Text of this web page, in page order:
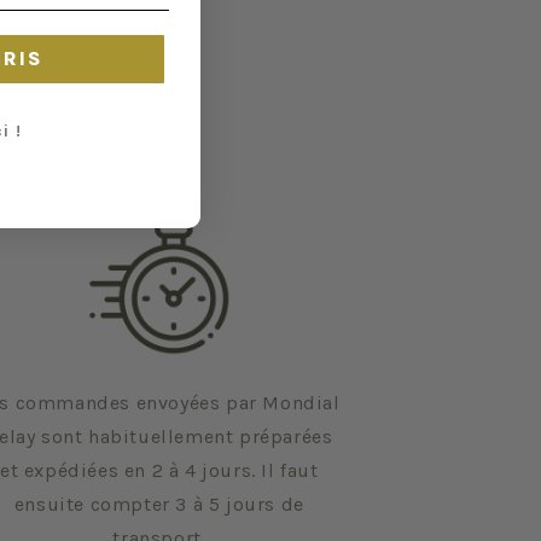
commandes envoyées par Mondial
sont habituellement préparées
et expédiées en 2 à 4 jours. Il faut
ensuite compter 3 à 5 jours de
!